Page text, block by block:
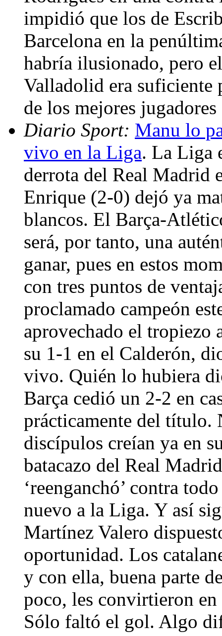
impidió que los de
Barcelona en la
habría ilusionado, pero
Valladolid era suficiente
de los mejores
Diario Sport: Manu lo
vivo en la Liga. La Liga
derrota del Real Madrid
Enrique (2-0) dejó ya
blancos. El Barça-
será, por tanto, una
ganar, pues en estos
con tres puntos de
proclamado campeón
aprovechado el tropiezo
su 1-1 en el Calderón,
vivo. Quién lo hubiera
Barça cedió un 2-2 en
prácticamente del título.
discípulos creían ya en
batacazo del Real
‘reenganchó’ contra
nuevo a la Liga. Y así
Martínez Valero
oportunidad. Los
y con ella, buena parte
poco, les convirtieron
Sólo faltó el gol. Algo